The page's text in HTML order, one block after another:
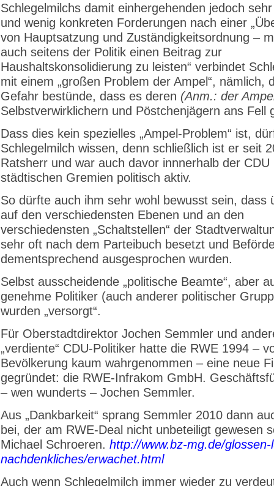
Schlegelmilchs damit einhergehenden jedoch
und wenig konkreten Forderungen nach einer
von Hauptsatzung und Zuständigkeitsordnung –
auch seitens der Politik einen Beitrag zur
Haushaltskonsolidierung zu leisten“ verbindet
mit einem „großen Problem der Ampel“, nämlich,
Gefahr bestünde, dass es deren (Anm.: der
Selbstverwirklichern und Pöstchenjägern ans Fell
Dass dies kein spezielles „Ampel-Problem“ ist,
Schlegelmilch wissen, denn schließlich ist er seit
Ratsherr und war auch davor innnerhalb der CDU
städtischen Gremien politisch aktiv.
So dürfte auch ihm sehr wohl bewusst sein, dass
auf den verschiedensten Ebenen und an den
verschiedensten „Schaltstellen“ der
sehr oft nach dem Parteibuch besetzt und
dementsprechend ausgesprochen wurden.
Selbst ausscheidende „politische Beamte“, aber
genehme Politiker (auch anderer politischer
wurden „versorgt“.
Für Oberstadtdirektor Jochen Semmler und
„verdiente“ CDU-Politiker hatte die RWE 1994 –
Bevölkerung kaum wahrgenommen – eine neue
gegründet: die RWE-Infrakom GmbH.
– wen wunderts – Jochen Semmler.
Aus „Dankbarkeit“ sprang Semmler 2010 dann
bei, der am RWE-Deal nicht unbeteiligt gewesen
Michael Schroeren. http://www.bz-mg.de/glossen-
nachdenkliches/erwachet.html
Auch wenn Schlegelmilch immer wieder zu